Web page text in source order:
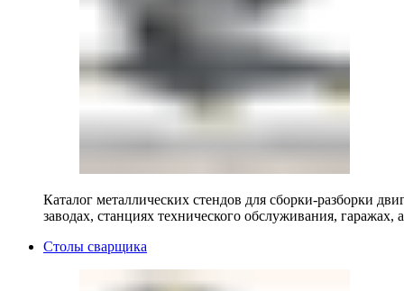
Каталог металлических стендов для сборки-разборки
заводах, станциях технического обслуживания, гаражах,
Столы сварщика